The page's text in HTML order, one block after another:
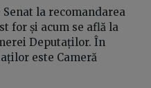
la recomandarea
for și acum se află la
Deputaților. În
este Cameră